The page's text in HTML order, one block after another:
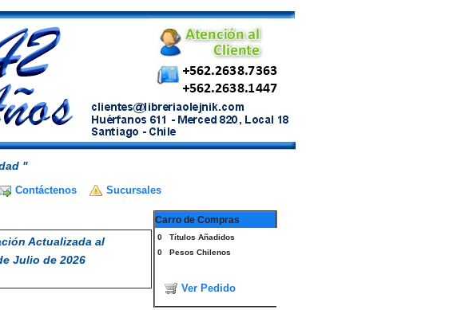
"
Contáctenos Sucursales
Actualizada al
Julio de 2026
Carro de Compras
0 Títulos Añadidos
0 Pesos Chilenos
Ver Pedido